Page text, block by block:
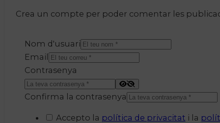
Crea un compte per poder comentar les
Nom d'usuari
Email
Contrasenya
Confirma la contrasenya
Accepto la política de privacitat i la